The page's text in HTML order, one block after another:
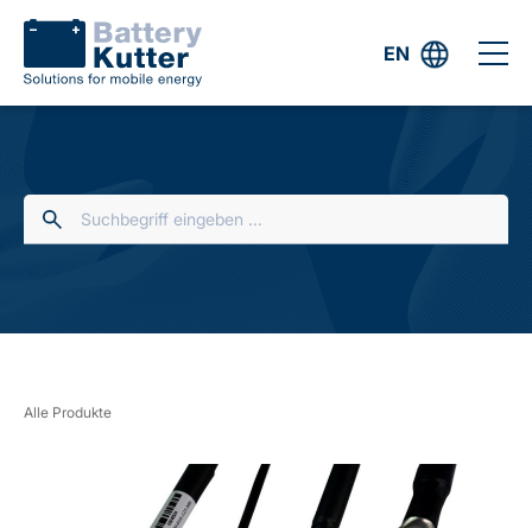
EN
Alle Produkte